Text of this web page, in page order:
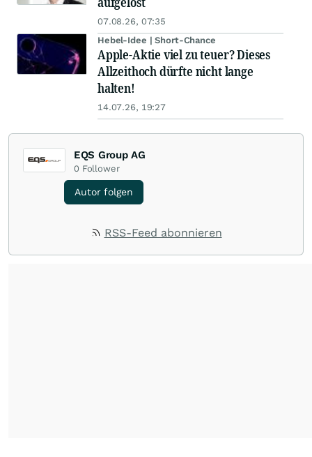
07.08.26, 07:35
Hebel-Idee | Short-Chance
Apple-Aktie viel zu teuer? Dieses
Allzeithoch dürfte nicht lange
halten!
14.07.26, 19:27
EQS Group AG
0 Follower
Autor folgen
RSS-Feed abonnieren